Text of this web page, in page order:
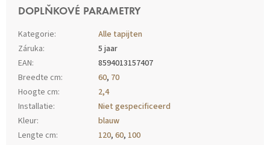
DOPLŇKOVÉ PARAMETRY
Kategorie:
Alle tapijten
Záruka:
5 jaar
EAN:
8594013157407
Breedte cm: 60, 70
Hoogte cm:
2,4
Installatie:
Niet gespecificeerd
Kleur:
blauw
Lengte cm: 120, 60, 100